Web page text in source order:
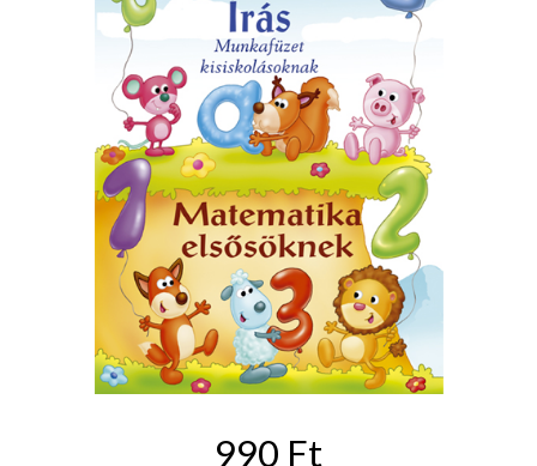
990 Ft